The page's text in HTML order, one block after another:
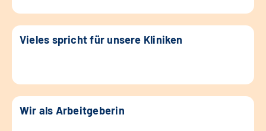
Vieles spricht für unsere Kliniken
Wir als Arbeitgeberin